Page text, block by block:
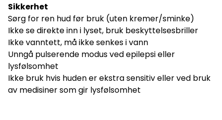
Sikkerhet
Sørg for ren hud før bruk (uten kremer/sminke)
Ikke se direkte inn i lyset, bruk beskyttelsesbriller
Ikke vanntett, må ikke senkes i vann
Unngå pulserende modus ved epilepsi eller
lysfølsomhet
Ikke bruk hvis huden er ekstra sensitiv eller ved bruk
av medisiner som gir lysfølsomhet